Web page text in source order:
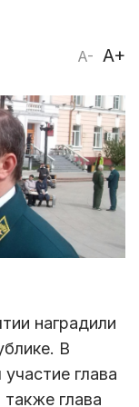
A- A+
наградили
В
глава
глава